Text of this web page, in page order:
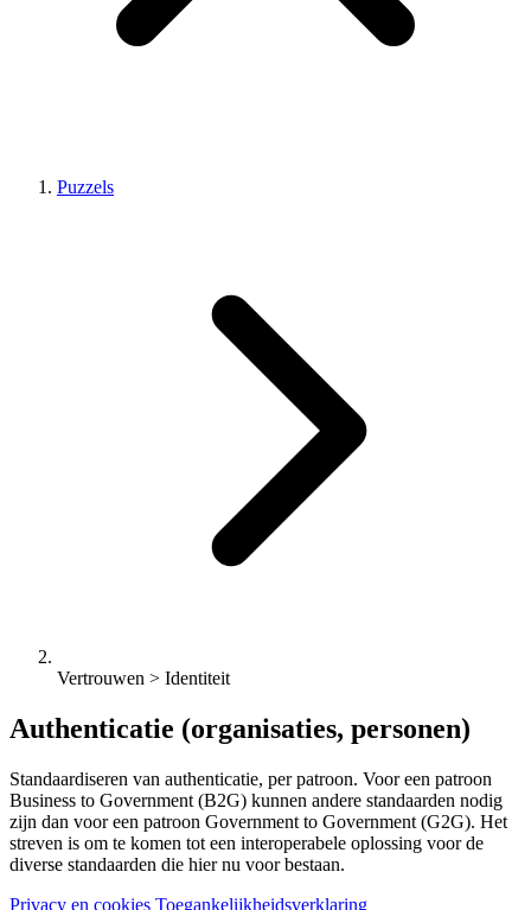
Puzzels
Vertrouwen > Identiteit
Authenticatie (organisaties, personen)
Standaardiseren van authenticatie, per patroon. Voor een patroon
Business to Government (B2G) kunnen andere standaarden nodig
zijn dan voor een patroon Government to Government (G2G). Het
streven is om te komen tot een interoperabele oplossing voor de
diverse standaarden die hier nu voor bestaan.
Privacy en cookies Toegankelijkheidsverklaring